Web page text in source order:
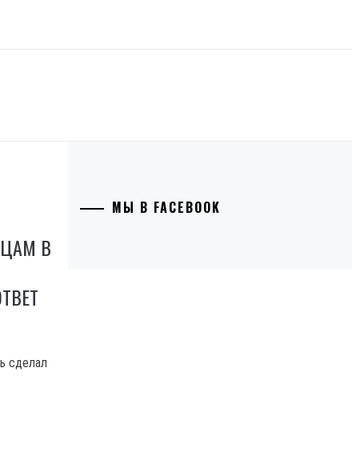
В
сделал
МЫ В FACEBOOK